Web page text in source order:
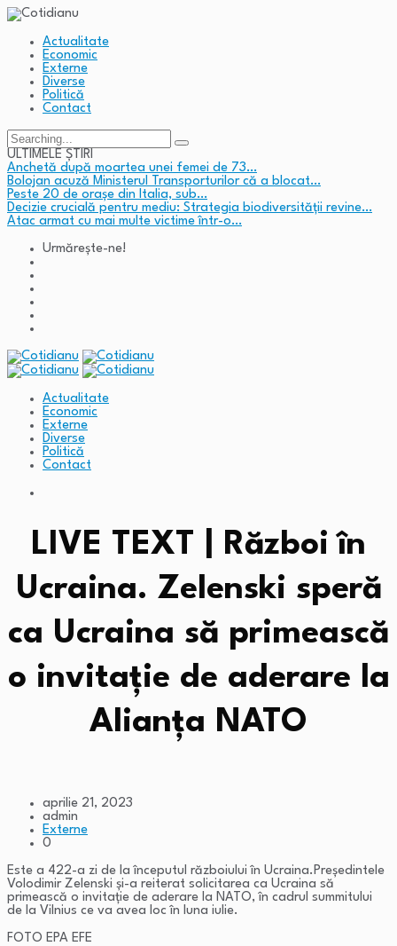
Actualitate
Economic
Externe
Diverse
Politică
Contact
Search
for:
ULTIMELE ȘTIRI
Anchetă după moartea unei femei de 73…
Bolojan acuză Ministerul Transporturilor că a blocat…
Peste 20 de orașe din Italia, sub…
Decizie crucială pentru mediu: Strategia biodiversității revine…
Atac armat cu mai multe victime într-o…
Urmărește-ne!
Actualitate
Economic
Externe
Diverse
Politică
Contact
LIVE TEXT | Război în
Ucraina. Zelenski speră
ca Ucraina să primească
o invitație de aderare la
Alianța NATO
aprilie 21, 2023
admin
Externe
0
Este a 422-a zi de la începutul războiului în Ucraina.Președintele
Volodimir Zelenski și-a reiterat solicitarea ca Ucraina să
primească o invitație de aderare la NATO, în cadrul summitului
de la Vilnius ce va avea loc în luna iulie.
FOTO EPA EFE